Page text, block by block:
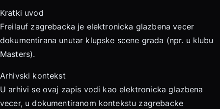
Kratki uvod
Freilauf zagrebacka je elektronicka glazbena vecer
dokumentirana unutar klupske scene grada (npr. u klubu
Masters).
Arhivski kontekst
U arhivi se ovaj zapis vodi kao elektronicka glazbena
vecer, u dokumentiranom kontekstu zagrebacke